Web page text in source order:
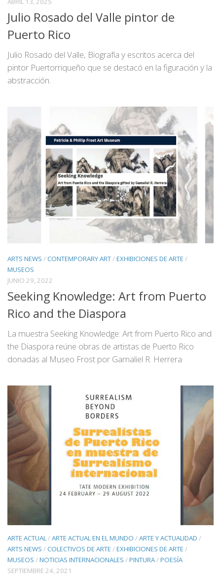
Julio Rosado del Valle pintor de
Puerto Rico
Julio Rosado del Valle, Biografía y escritos acerca del
pintor Puertorriqueño que se destacó en la figuración y la
abstracción.
ARTS NEWS /CONTEMPORARY ART/EXHIBICIONES DE ARTE /
MUSEOS
JUNIO 29, 2022
Seeking Knowledge: Art from Puerto
Rico and the Diaspora
La muestra Seeking Knowledge: Art from Puerto Rico and
the Diaspora reúne obras de artistas de Puerto Rico
donadas al Museo Frost por Gamaliel R. Herrera
ARTE ACTUAL/ARTE ACTUAL EN EL MUNDO /ARTE Y ACTUALIDAD /
ARTS NEWS /COLECTIVOS DE ARTE /EXHIBICIONES DE ARTE /
MUSEOS /NOTICIAS INTERNACIONALES /PINTURA/POESÍA
SEPTIEMBRE 24, 2021